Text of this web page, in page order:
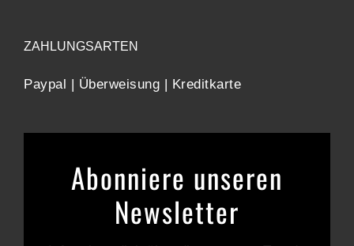
ZAHLUNGSARTEN
Paypal | Überweisung | Kreditkarte
Abonniere unseren
Newsletter